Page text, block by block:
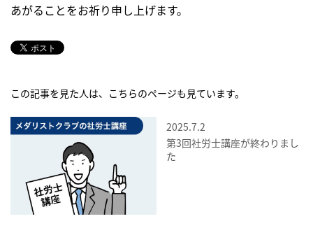
あがることをお祈り申し上げます。
この記事を見た人は、こちらのページも見ています。
2025.7.2
第3回社労士講座が終わりまし
た